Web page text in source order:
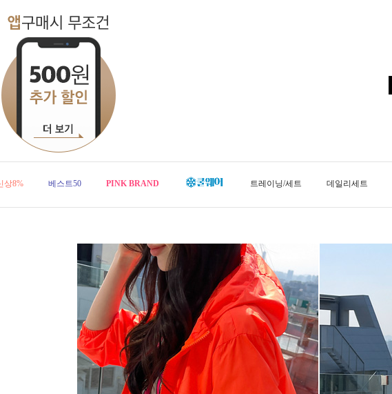
상8% 베스트50 PINK BRAND 트레이닝/세트 데일리세트